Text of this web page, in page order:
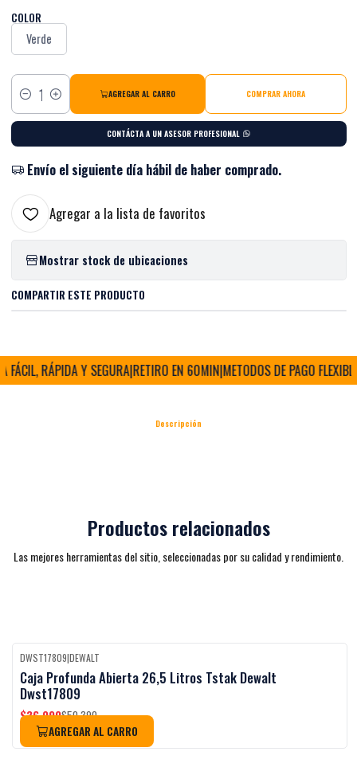
COLOR
Verde
Cantidad
AGREGAR AL CARRO COMPRAR AHORA
CONTÁCTA A UN ASESOR PROFESIONAL
Envío el siguiente día hábil de haber comprado.
Agregar a la lista de favoritos
Mostrar stock de ubicaciones
COMPARTIR ESTE PRODUCTO
RÁPIDA Y SEGURA|RETIRO EN 60MIN|METODOS DE PAGO FLEXIBLES
Descripción
Productos relacionados
Las mejores herramientas del sitio, seleccionadas por su calidad y rendimiento.
-27%OFF
DWST17809|DEWALT
Caja Profunda Abierta 26,5 Litros Tstak Dewalt
Dwst17809
$36.990$50.390
AGREGAR AL CARRO